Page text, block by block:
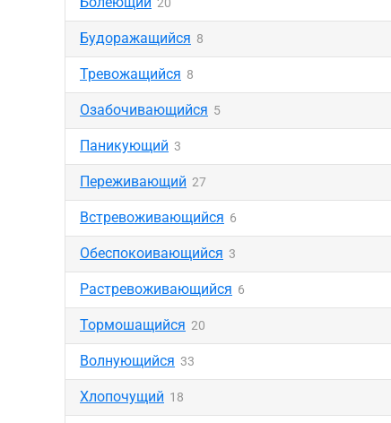
Будоражащийся 8
Тревожащийся 8
Озабочивающийся 5
Паникующий 3
Переживающий 27
Встревоживающийся 6
Обеспокоивающийся 3
Растревоживающийся 6
Тормошащийся 20
Волнующийся 33
Хлопочущий 18